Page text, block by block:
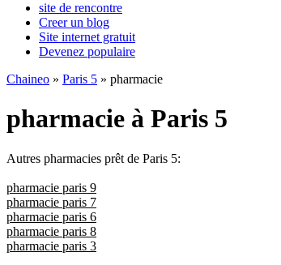
site de rencontre
Creer un blog
Site internet gratuit
Devenez populaire
Chaineo » Paris 5 » pharmacie
pharmacie à Paris 5
Autres pharmacies prêt de Paris 5:
pharmacie paris 9
pharmacie paris 7
pharmacie paris 6
pharmacie paris 8
pharmacie paris 3